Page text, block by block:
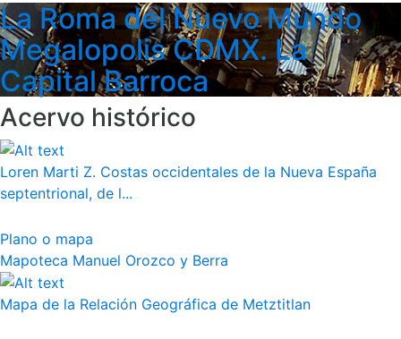
La Roma del Nuevo Mundo
Megalopolis CDMX. La
Capital Barroca
Acervo histórico
Loren Marti Z. Costas occidentales de la Nueva España
septentrional, de l...
Plano o mapa
Mapoteca Manuel Orozco y Berra
Mapa de la Relación Geográfica de Metztitlan